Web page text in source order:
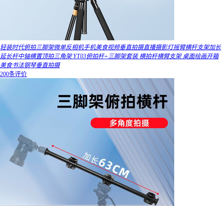
轻装时代俯拍三脚架微单反相机手机美食视频垂直拍摄直播摄影灯摇臂横杆支架加长
延长杆中轴横置顶拍三角架 YT03俯拍杆+三脚架套装 横拍杆横臂支架 桌面绘画开箱
美食书法钢琴垂直拍摄
200条评价